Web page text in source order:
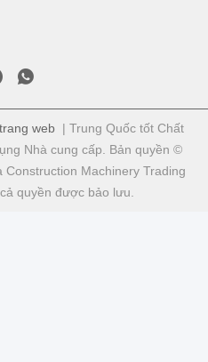
web | Trung Quốc tốt Chất
Nhà cung cấp. Bản quyền ©
Machinery Trading
quyền được bảo lưu.